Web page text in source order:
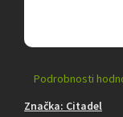
Průměrné
produktu
Podrobnosti
Značka: Citadel